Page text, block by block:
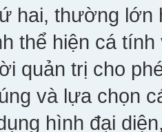
hai, thường
thể hiện cá
quản trị cho
và lựa chọn
hình đại